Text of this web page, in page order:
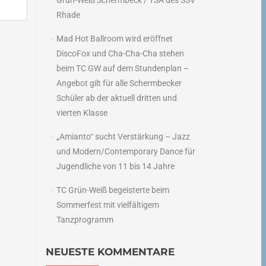
Rhade
Mad Hot Ballroom wird eröffnet
DiscoFox und Cha-Cha-Cha stehen
beim TC GW auf dem Stundenplan –
Angebot gilt für alle Schermbecker
Schüler ab der aktuell dritten und
vierten Klasse
„Amianto“ sucht Verstärkung – Jazz
und Modern/Contemporary Dance für
Jugendliche von 11 bis 14 Jahre
TC Grün-Weiß begeisterte beim
Sommerfest mit vielfältigem
Tanzprogramm
NEUESTE KOMMENTARE